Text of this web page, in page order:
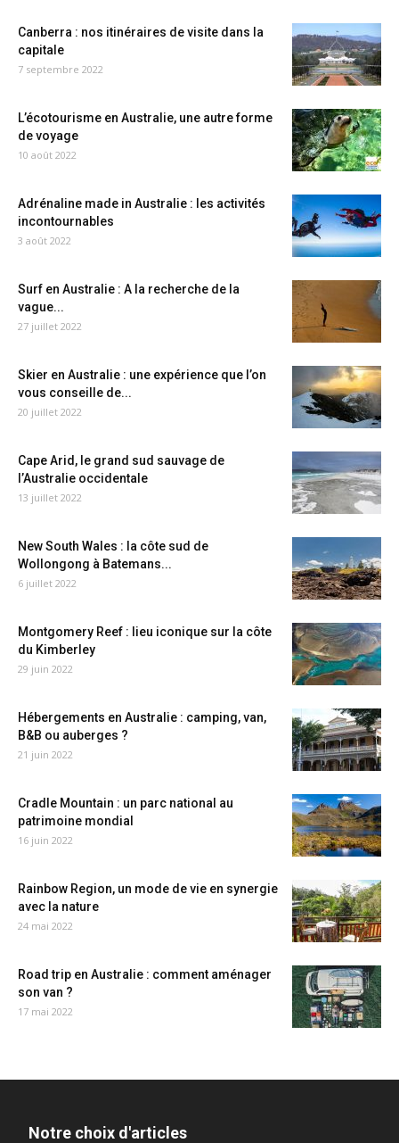
Canberra : nos itinéraires de visite dans la
capitale
7 septembre 2022
L’écotourisme en Australie, une autre forme
de voyage
10 août 2022
Adrénaline made in Australie : les activités
incontournables
3 août 2022
Surf en Australie : A la recherche de la
vague...
27 juillet 2022
Skier en Australie : une expérience que l’on
vous conseille de...
20 juillet 2022
Cape Arid, le grand sud sauvage de
l’Australie occidentale
13 juillet 2022
New South Wales : la côte sud de
Wollongong à Batemans...
6 juillet 2022
Montgomery Reef : lieu iconique sur la côte
du Kimberley
29 juin 2022
Hébergements en Australie : camping, van,
B&B ou auberges ?
21 juin 2022
Cradle Mountain : un parc national au
patrimoine mondial
16 juin 2022
Rainbow Region, un mode de vie en synergie
avec la nature
24 mai 2022
Road trip en Australie : comment aménager
son van ?
17 mai 2022
Notre choix d'articles